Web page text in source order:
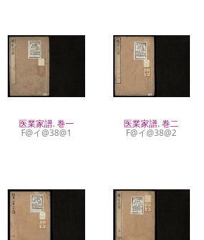
医業家譜. 巻一
F@イ@38@1
医業家譜. 巻二
F@イ@38@2